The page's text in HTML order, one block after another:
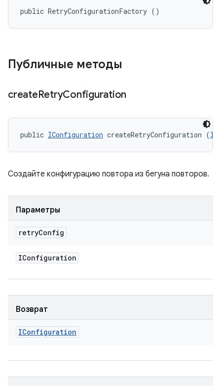
public RetryConfigurationFactory ()
Публичные методы
createRetryConfiguration
public IConfiguration createRetryConfiguration (
Создайте конфигурацию повтора из бегуна повторов.
Параметры
retryConfig
IConfiguration
Возврат
IConfiguration